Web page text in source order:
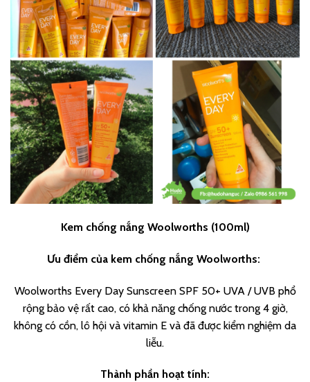
Kem chống nắng Woolworths (100ml)
Ưu điểm của kem chống nắng Woolworths:
Woolworths Every Day Sunscreen SPF 50+ UVA / UVB phổ
rộng bảo vệ rất cao, có khả năng chống nước trong 4 giờ,
không có cồn, lô hội và vitamin E và đã được kiểm nghiệm da
liễu.
Thành phần hoạt tính: